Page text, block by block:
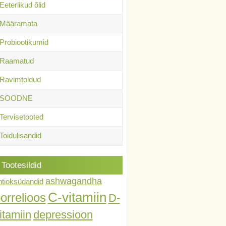
Eeterlikud õlid
Määramata
Probiootikumid
Raamatud
Ravimtoidud
SOODNE
Tervisetooted
Toidulisandid
Tootesildid
ashwagandha
C-vitamiin D-
depressioon